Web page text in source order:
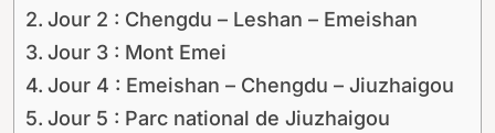
Jour 2 : Chengdu – Leshan – Emeishan
Jour 3 : Mont Emei
Jour 4 : Emeishan – Chengdu – Jiuzhaigou
Jour 5 : Parc national de Jiuzhaigou